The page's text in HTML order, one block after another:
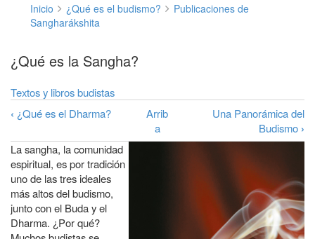
Sobrescribir
enlaces
de
ayuda
a
la
navegación
Inicio ¿Qué es el budismo?
Publicaciones de
Sangharákshita
¿Qué es la Sangha?
Textos y libros budistas
Enlaces
transversales
de
Book
para
¿Qué
‹ ¿Qué es el Dharma?
Arrib
a
Una Panorámica del
Budismo ›
La sangha, la comunidad
espiritual, es por tradición
uno de las tres ideales
más altos del budismo,
junto con el Buda y el
Dharma. ¿Por qué?